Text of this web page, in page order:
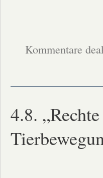
Kommentare
4.8.